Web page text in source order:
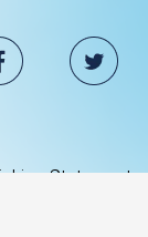
Statement